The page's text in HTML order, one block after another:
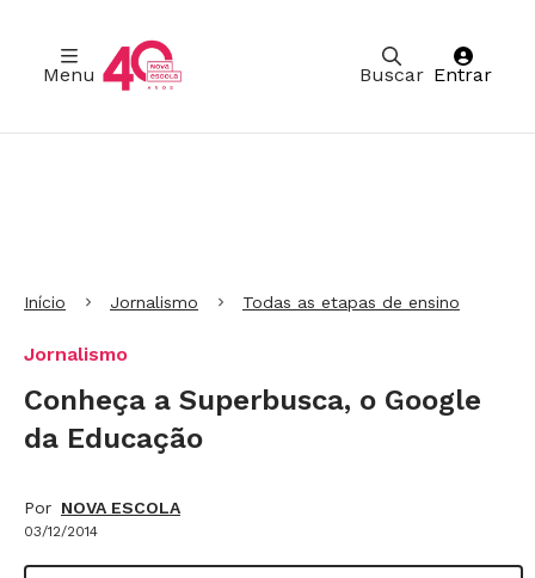
Buscar
Menu Entrar
Início Jornalismo Todas as etapas de ensino
Jornalismo
Conheça a Superbusca, o Google
da Educação
Por NOVA ESCOLA
03/12/2014